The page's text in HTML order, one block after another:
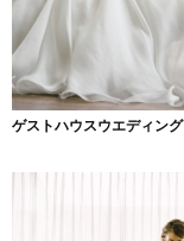
ゲストハウスウエディング